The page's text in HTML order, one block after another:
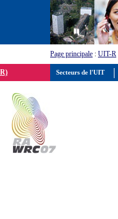
Page principale : UIT-R
Secteurs de l'UIT